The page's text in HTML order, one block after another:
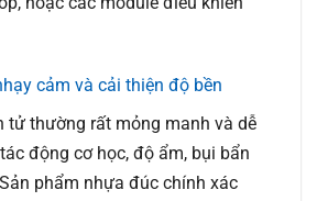
cảm và cải thiện độ bền
tử thường rất mỏng manh và dễ
động cơ học, độ ẩm, bụi bẩn
phẩm nhựa đúc chính xác